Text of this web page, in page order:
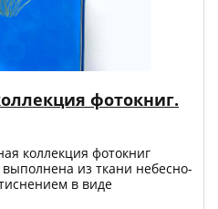
фотокниг.
коллекция фотокниг
выполнена из ткани небесно-
в виде